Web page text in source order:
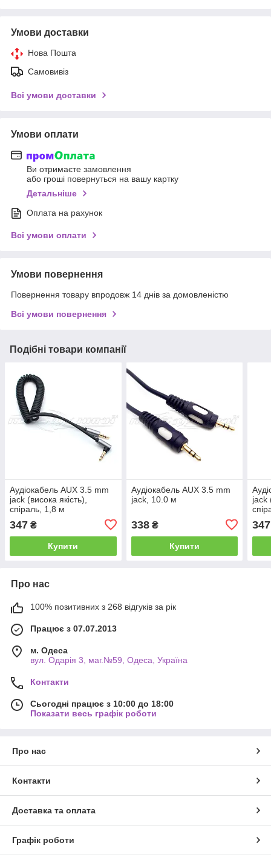
Умови доставки
Нова Пошта
Самовивіз
Всі умови доставки
Умови оплати
Ви отримаєте замовлення
або гроші повернуться на вашу картку
Детальніше
Оплата на рахунок
Всі умови оплати
Умови повернення
Повернення товару впродовж 14 днів за домовленістю
Всі умови повернення
Подібні товари компанії
Аудіокабель AUX 3.5 mm
jack (висока якість),
спіраль, 1,8 м
347 ₴
Купити
Аудіокабель AUX 3.5 mm
jack, 10.0 м
338₴
Купити
jack
347
Про нас
100% позитивних з 268 відгуків за рік
Працює з 07.07.2013
м. Одеса
вул. Одарiя 3, маг.№59, Одеса, Україна
Контакти
Сьогодні працює з 10:00 до 18:00
Показати весь графік роботи
Про нас
Контакти
Доставка та оплата
Графік роботи